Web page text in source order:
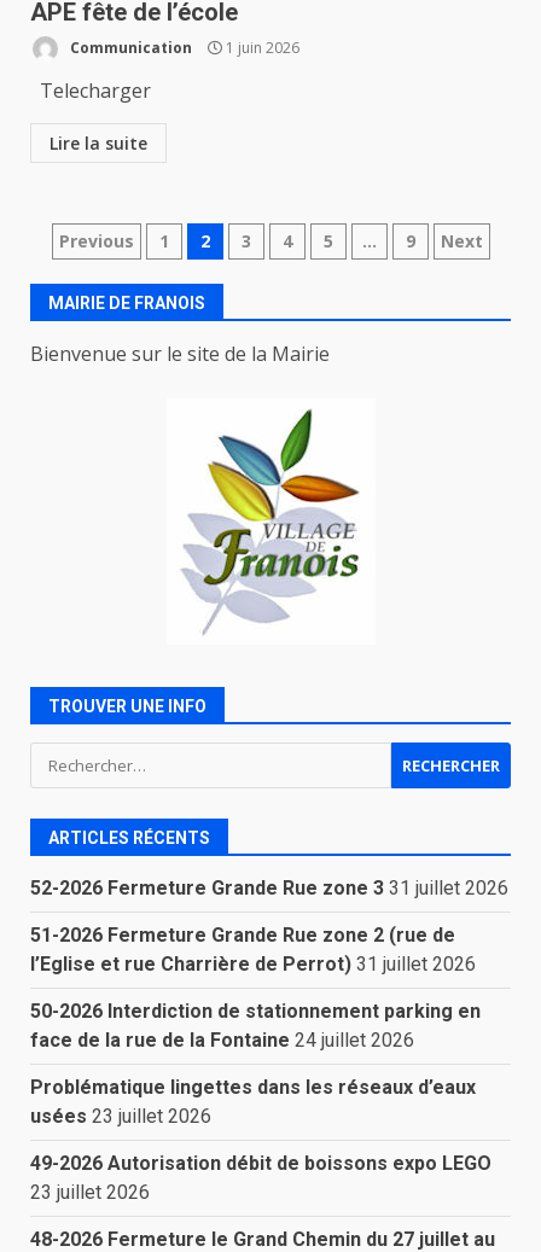
APE fête de l’école
Communication 1 juin 2026
Telecharger
Lire la suite
Navigation
des
articles
Previous 1 2 3 4 5 … 9 Next
MAIRIE DE FRANOIS
Bienvenue sur le site de la Mairie
TROUVER UNE INFO
Rechercher :
ARTICLES RÉCENTS
52-2026 Fermeture Grande Rue zone 3 31 juillet 2026
51-2026 Fermeture Grande Rue zone 2 (rue de
l’Eglise et rue Charrière de Perrot) 31 juillet 2026
50-2026 Interdiction de stationnement parking en
face de la rue de la Fontaine 24 juillet 2026
Problématique lingettes dans les réseaux d’eaux
usées 23 juillet 2026
49-2026 Autorisation débit de boissons expo LEGO
23 juillet 2026
48-2026 Fermeture le Grand Chemin du 27 juillet au